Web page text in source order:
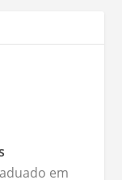
em